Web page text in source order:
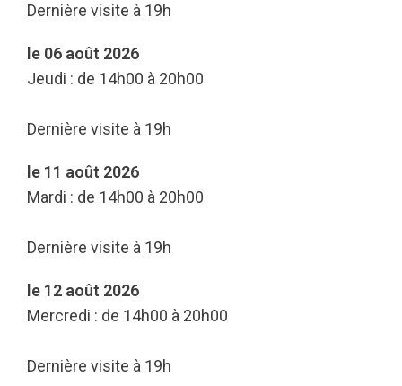
Dernière visite à 19h
le 06 août 2026
Jeudi : de 14h00 à 20h00
Dernière visite à 19h
le 11 août 2026
Mardi : de 14h00 à 20h00
Dernière visite à 19h
le 12 août 2026
Mercredi : de 14h00 à 20h00
Dernière visite à 19h